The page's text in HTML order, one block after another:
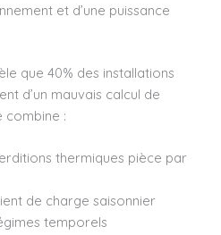
et d’une puissance
que 40% des installations
d’un mauvais calcul de
combine :
thermiques pièce par
de charge saisonnier
temporels